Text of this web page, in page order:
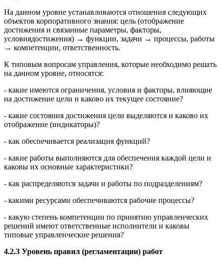
На данном уровне устанавливаются отношения следующих
объектов корпоративного знания: цель (отображение
достижения и связанные параметры, факторы,
условиядостижения) → функции, задачи → процессы, работы
→ компетенции, ответственность.
К типовым вопросам управления, которые необходимо решать
на данном уровне, относятся:
- какие имеются ограничения, условия и факторы, влияющие
на достижение цели и каково их текущее состояние?
- какие состояния достижения цели выделяются и каково их
отображение (индикаторы)?
- как обеспечивается реализация функций?
- какие работы выполняются для обеспечения каждой цели и
каковы их основные характеристики?
- как распределяются задачи и работы по подразделениям?
- какими ресурсами обеспечиваются рабочие процессы?
- какую степень компетенции по принятию управленческих
решений имеют ответственные исполнители и каковы
типовые управленческие решения?
4.2.3 Уровень правил (регламентации) работ